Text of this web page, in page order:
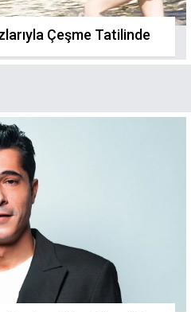
Çeşme Tatilinde